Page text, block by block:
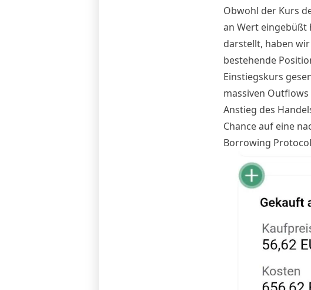
Obwohl der Kurs
an Wert eingebüßt
darstellt, haben
bestehende
Einstiegskurs
massiven
Anstieg des
Chance auf eine
Borrowing